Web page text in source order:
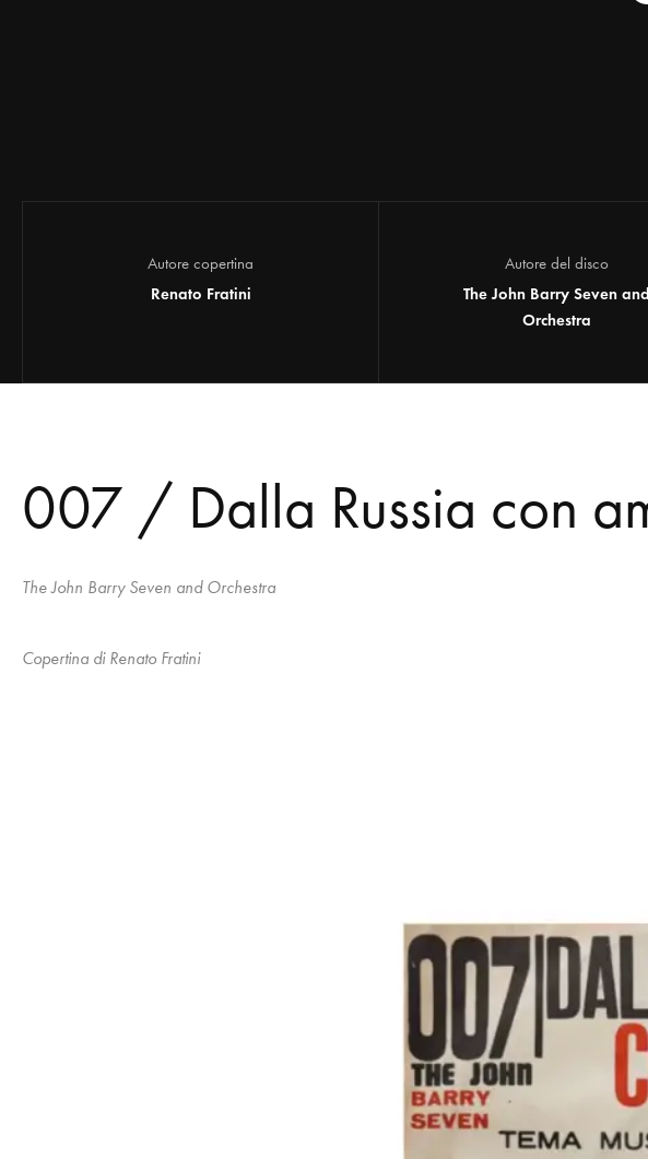
Autore copertina
Renato Fratini
Autore del disco
The John Barry Seven and
Orchestra
007 / Dalla Russia con
The John Barry Seven and Orchestra
Copertina di Renato Fratini